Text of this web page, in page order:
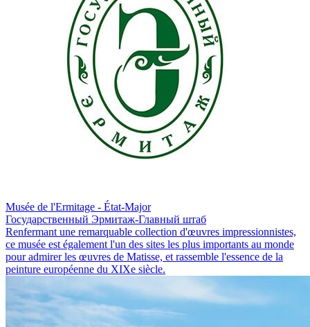
Musée de l'Ermitage - État-Major
Государственный Эрмитаж-Главный штаб
Renfermant une remarquable collection d'œuvres impressionnistes,
ce musée est également l'un des sites les plus importants au monde
pour admirer les œuvres de Matisse, et rassemble l'essence de la
peinture européenne du XIXe siècle.